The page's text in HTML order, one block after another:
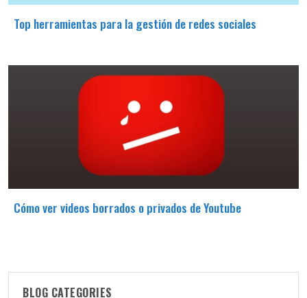
Top herramientas para la gestión de redes sociales
Cómo ver videos borrados o privados de Youtube
BLOG CATEGORIES